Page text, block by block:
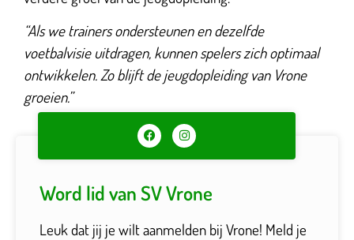
“Als we trainers ondersteunen en dezelfde
voetbalvisie uitdragen, kunnen spelers zich optimaal
ontwikkelen. Zo blijft de jeugdopleiding van Vrone
groeien.”
Word lid van SV Vrone
Leuk dat jij je wilt aanmelden bij Vrone! Meld je